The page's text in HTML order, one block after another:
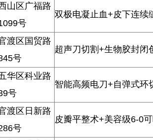
山区广福路
号
双极电凝止血+皮下连续
渡区国贸路
号
超声刀切割+生物胶封闭
华区科业路
号
智能高频电刀+自弹式环
渡区日新路
号
皮瓣平整术+美容级6-0